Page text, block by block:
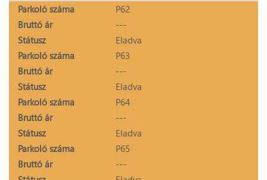
Parkoló száma
P62
Bruttó ár
---
Státusz
Eladva
Parkoló száma
P63
Bruttó ár
---
Státusz
Eladva
Parkoló száma
P64
Bruttó ár
---
Státusz
Eladva
Parkoló száma
P65
Bruttó ár
---